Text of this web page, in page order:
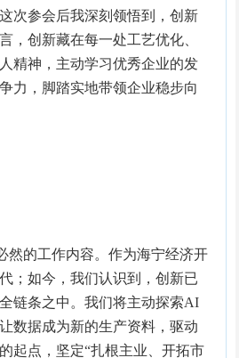
次参会后我深刻领悟到，创新
，创新藏在每一处工艺优化、
精神，主动学习优秀企业的发
力，脚踏实地带领企业稳步向
然的工作内容。作为海宁经济开
；如今，我们认识到，创新已
链条之中。我们将主动探索AI
数据成为新的生产资料，驱动
起点，坚定“扎根主业、开拓市